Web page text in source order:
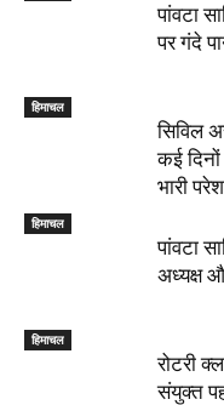
पांवटा
पर गंदे
हिमाचल
सिविल
कई दिनों
भारी
हिमाचल
पांवटा
अध्यक्ष
हिमाचल
​रोटरी
संयुक्त